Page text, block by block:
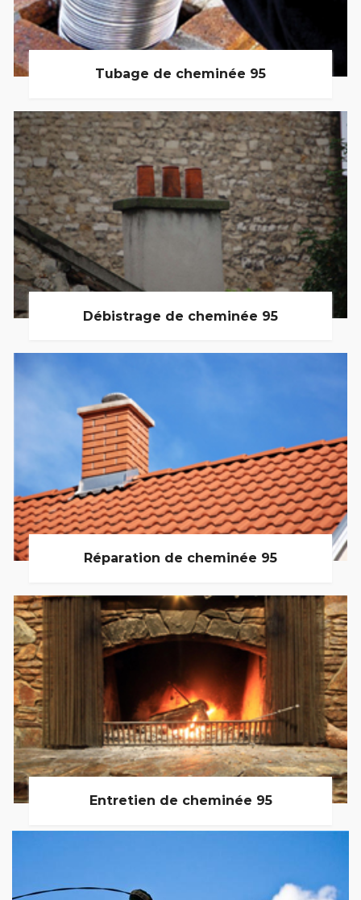
Tubage de cheminée 95
Débistrage de cheminée 95
Réparation de cheminée 95
Entretien de cheminée 95